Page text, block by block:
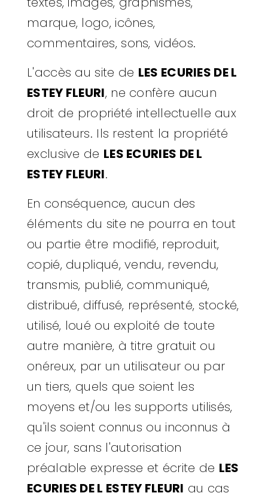
marque, logo, icônes,
commentaires, sons, vidéos.
L'accès au site de LES ECURIES DE L
ESTEY FLEURI, ne confère aucun
droit de propriété intellectuelle aux
utilisateurs. Ils restent la propriété
exclusive de LES ECURIES DE L
ESTEY FLEURI.
En conséquence, aucun des
éléments du site ne pourra en tout
ou partie être modifié, reproduit,
copié, dupliqué, vendu, revendu,
transmis, publié, communiqué,
distribué, diffusé, représenté, stocké,
utilisé, loué ou exploité de toute
autre manière, à titre gratuit ou
onéreux, par un utilisateur ou par
un tiers, quels que soient les
moyens et/ou les supports utilisés,
qu'ils soient connus ou inconnus à
ce jour, sans l'autorisation
préalable expresse et écrite de LES
ECURIES DE L ESTEY FLEURI au cas